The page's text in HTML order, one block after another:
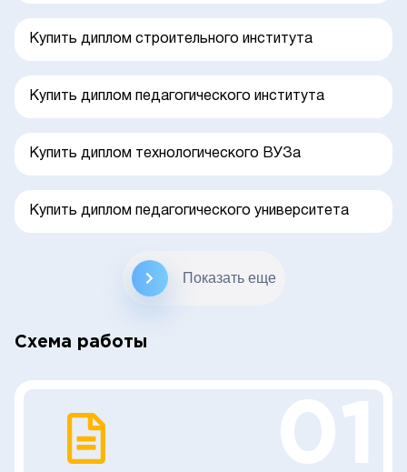
Купить диплом строительного института
Купить диплом педагогического института
Купить диплом технологического ВУЗа
Купить диплом педагогического университета
Показать еще
Схема работы